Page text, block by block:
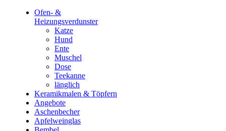
Ofen- &
Heizungsverdunster
Katze
Hund
Ente
Muschel
Dose
Teekanne
länglich
Keramikmalen & Töpfern
Angebote
Aschenbecher
Apfelweinglas